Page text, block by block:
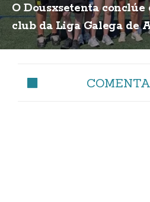
O Dousxsetenta conclúe
club da Liga Galega de